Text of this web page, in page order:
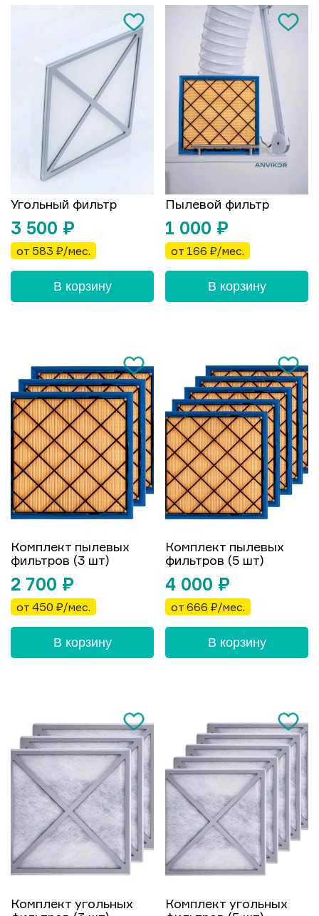
Угольный фильтр
3 500 ₽
от 583 ₽/мес.
В корзину
Пылевой фильтр
1 000 ₽
от 166 ₽/мес.
В корзину
Комплект пылевых
фильтров (3 шт)
2 700 ₽
от 450 ₽/мес.
В корзину
Комплект пылевых
фильтров (5 шт)
4 000 ₽
от 666 ₽/мес.
В корзину
Комплект угольных
Комплект угольных